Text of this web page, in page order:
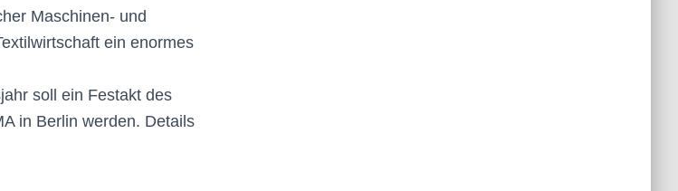
Maschinen- und
ein enormes
soll ein Festakt des
in Berlin werden. Details